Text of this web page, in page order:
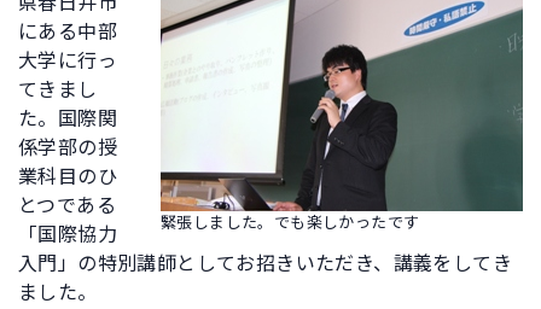
緊張しました。でも楽しかったです
にある中部
大学に行っ
てきまし
た。国際関
係学部の授
業科目のひ
とつである
「国際協力
入門」の特別講師としてお招きいただき、講義をしてき
ました。